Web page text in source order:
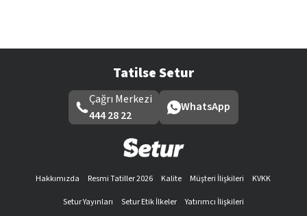
Tatilse Setur
Çağrı Merkezi
444 28 22
WhatsApp
Hakkımızda Resmi Tatiller 2026 Kalite Müşteri İlişkileri
KVKK
Setur Yayınları
Setur Etik İlkeler
Yatırımcı İlişkileri